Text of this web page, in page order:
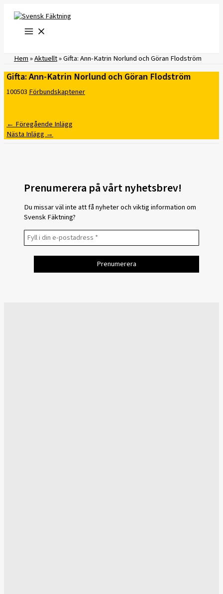
innehåll
Hem»Aktuellt»Gifta: Ann-Katrin Norlund och Göran Flodström
Gifta: Ann-Katrin Norlund och Göran Flodström
100503Förbundskaptener
← Föregående Inlägg
Nästa Inlägg →
Prenumerera på vårt nyhetsbrev!
Du missar väl inte att få nyheter och viktig information om
Svensk Fäktning?